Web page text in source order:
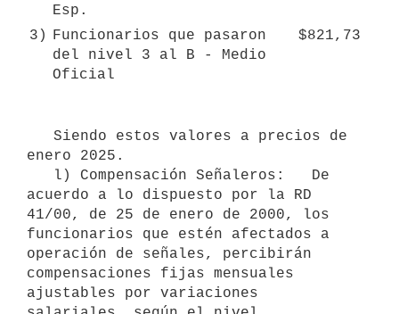
Esp.
3)
Funcionarios que pasaron
del nivel 3 al B - Medio
Oficial
$821,73
enero 2025.
acuerdo a lo dispuesto por la RD
41/00, de 25 de enero de 2000, los
funcionarios que estén afectados a
operación de señales, percibirán
compensaciones fijas mensuales
ajustables por variaciones